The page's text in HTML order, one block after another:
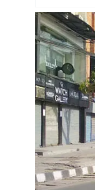
अपडेट
खेलकुद
स्वास्थ्य/
जिबनशैली